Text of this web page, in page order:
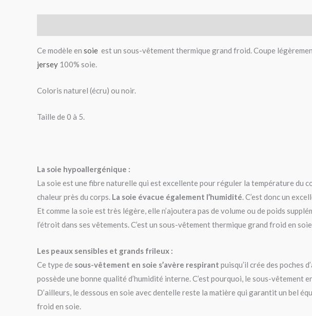
Ce modèle en soie est un sous-vêtement thermique grand froid. Coupe
jersey 100% soie.
Coloris naturel (écru) ou noir.
Taille de 0 à 5.
La soie hypoallergénique :
La soie est une fibre naturelle qui est excellente pour réguler la température du
chaleur près du corps. La soie évacue également l’humidité. C’est donc un
Et comme la soie est très légère, elle n’ajoutera pas de volume ou de poids
l’étroit dans ses vêtements. C’est un sous-vêtement thermique grand froid en
Les peaux sensibles et grands frileux :
Ce type de sous-vêtement en soie s’avère respirant puisqu’il crée des poches
possède une bonne qualité d’humidité interne. C’est pourquoi, le sous-
D’ailleurs, le dessous en soie avec dentelle reste la matière qui garantit un bel
froid en soie.